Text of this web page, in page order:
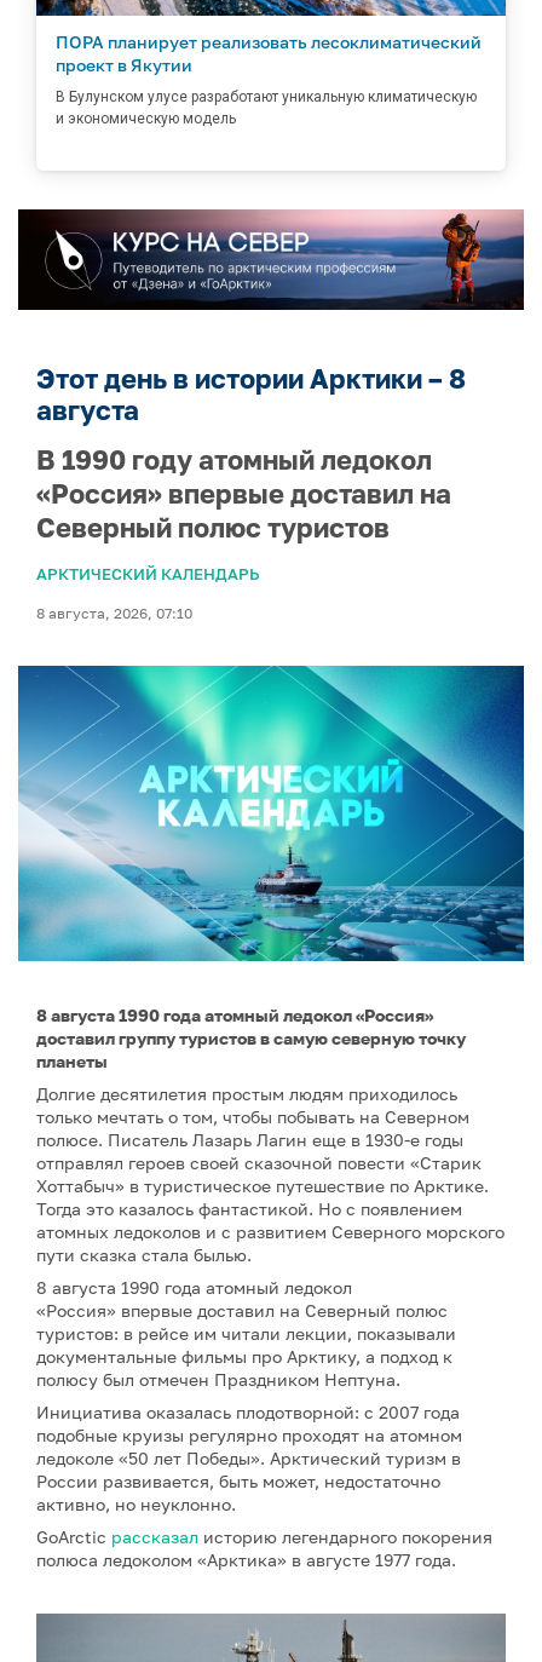
ПОРА планирует реализовать лесоклиматический
проект в Якутии
В Булунском улусе разработают уникальную климатическую
и экономическую модель
Этот день в истории Арктики – 8
августа
В 1990 году атомный ледокол
«Россия» впервые доставил на
Северный полюс туристов
АРКТИЧЕСКИЙ КАЛЕНДАРЬ
8 августа, 2026, 07:10
8 августа 1990 года атомный ледокол «Россия»
доставил группу туристов в самую северную точку
планеты
Долгие десятилетия простым людям приходилось
только мечтать о том, чтобы побывать на Северном
полюсе. Писатель Лазарь Лагин еще в 1930-е годы
отправлял героев своей сказочной повести «Старик
Хоттабыч» в туристическое путешествие по Арктике.
Тогда это казалось фантастикой. Но с появлением
атомных ледоколов и с развитием Северного морского
пути сказка стала былью.
8 августа 1990 года атомный ледокол
«Россия» впервые доставил на Северный полюс
туристов: в рейсе им читали лекции, показывали
документальные фильмы про Арктику, а подход к
полюсу был отмечен Праздником Нептуна.
Инициатива оказалась плодотворной: с 2007 года
подобные круизы регулярно проходят на атомном
ледоколе «50 лет Победы». Арктический туризм в
России развивается, быть может, недостаточно
активно, но неуклонно.
GoArctic рассказал историю легендарного покорения
полюса ледоколом «Арктика» в августе 1977 года.